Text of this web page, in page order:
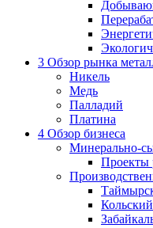
3 Обзор рынка
Никель
Медь
Палладий
Платина
4 Обзор бизнеса
Минерально-
Проекты